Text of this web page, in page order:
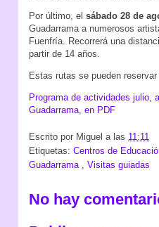
Por último, el sábado 28 de
Guadarrama a numerosos
Fuenfría. Recorrerá una
partir de 14 años.
Estas rutas se pueden
Programa de actividades julio,
Guadarrama, en PDF
Escrito por Miguel a las 11:11
Etiquetas: Centros de
Guadarrama , Visitas guiadas
No hay